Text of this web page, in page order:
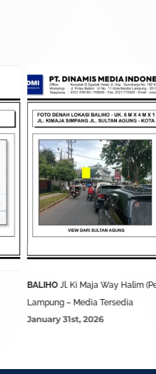
BALIHOJl. Ki Maja Way Halim
Lampung – Media Tersedia
January 31st, 2026